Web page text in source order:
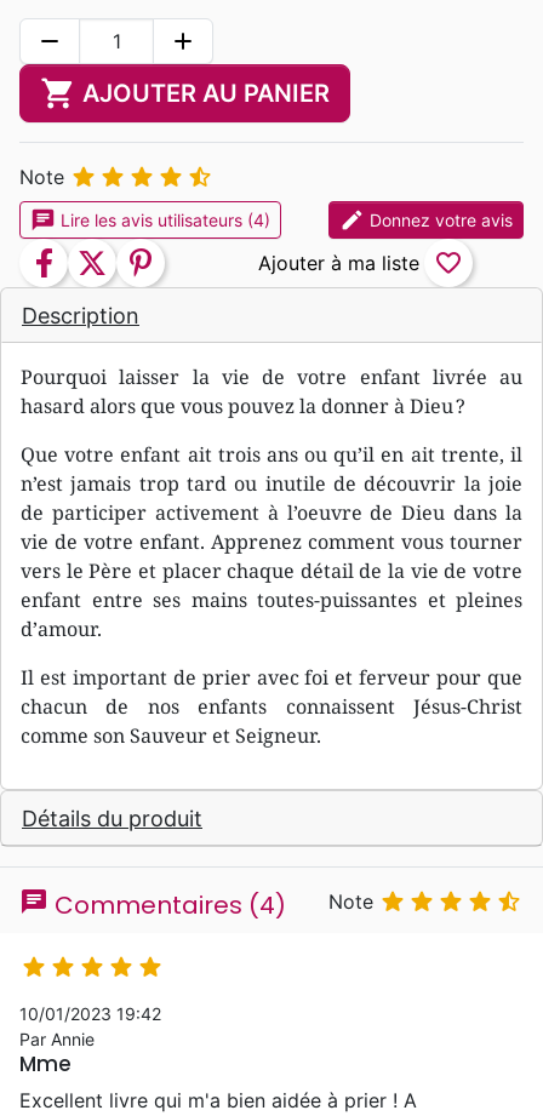
Description
Pourquoi laisser la vie de votre enfant livrée au
hasard alors que vous pouvez la donner à Dieu ?
Que votre enfant ait trois ans ou qu’il en ait trente, il
n’est jamais trop tard ou inutile de découvrir la joie
de participer activement à l’oeuvre de Dieu dans la
vie de votre enfant. Apprenez comment vous tourner
vers le Père et placer chaque détail de la vie de votre
enfant entre ses mains toutes-puissantes et pleines
d’amour.
Il est important de prier avec foi et ferveur pour que
chacun de nos enfants connaissent Jésus-Christ
comme son Sauveur et Seigneur.
Détails du produit
remove add
shopping_cart AJOUTER AU PANIER
Note     
chat Lire les avis utilisateurs (4) edit Donnez votre avis
facebook twitter pinterest favorite_border
chat Commentaires (4) Note     
    
10/01/2023 19:42
Par Annie
Mme
Excellent livre qui m'a bien aidée à prier ! A